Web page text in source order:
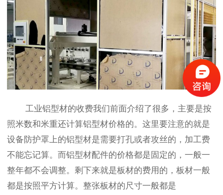
工业铝型材的收费我们前面介绍了很多，主要是按
照米数和米重还计算铝型材价格的。这里要注意的就是
设备防护罩上的铝型材是需要打孔或者攻丝的，加工费
不能忘记算。而铝型材配件的价格都是固定的，一般一
整年都不会调整。剩下来就是板材的费用的，板材一般
都是按照平方计算。整张板材的尺寸一般都是